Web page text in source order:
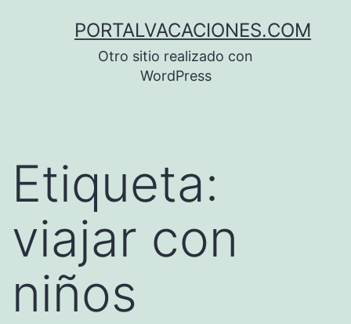
PORTALVACACIONES.COM
Otro sitio realizado con
WordPress
Etiqueta:
viajar con
niños